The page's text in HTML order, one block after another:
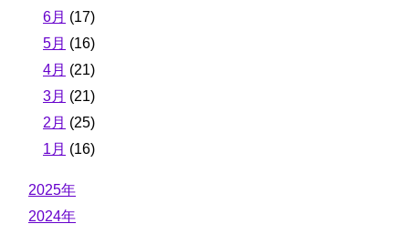
6月 (17)
5月 (16)
4月 (21)
3月 (21)
2月 (25)
1月 (16)
2025年
2024年